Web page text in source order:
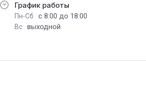
График работы
Пн-Сб с 8:00 до 18:00
Вс выходной